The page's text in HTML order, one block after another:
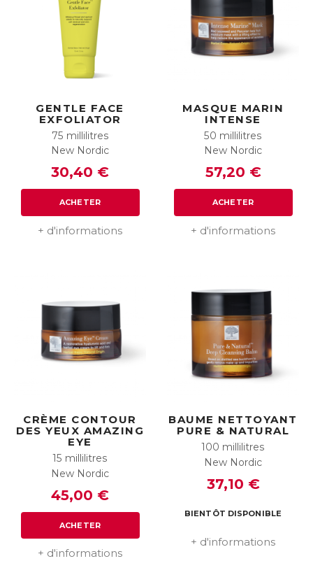
GENTLE FACE
EXFOLIATOR
75 millilitres
New Nordic
30,40 €
ACHETER
+ d'informations
MASQUE MARIN
INTENSE
50 millilitres
New Nordic
57,20 €
ACHETER
+ d'informations
CRÈME CONTOUR
DES YEUX AMAZING
EYE
15 millilitres
New Nordic
45,00 €
ACHETER
+ d'informations
BAUME NETTOYANT
PURE & NATURAL
100 millilitres
New Nordic
37,10 €
BIENTÔT DISPONIBLE
+ d'informations